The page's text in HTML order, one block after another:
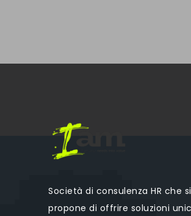
Società di consulenza HR che si
propone di offrire soluzioni